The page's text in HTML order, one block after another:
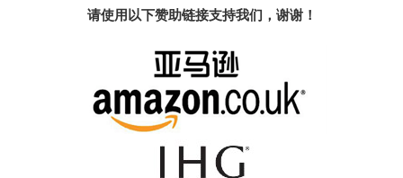
请使用以下赞助链接支持我们，谢谢！